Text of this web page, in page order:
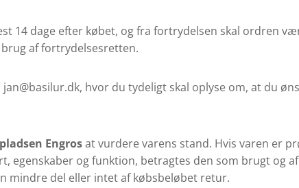
14 dage efter købet, og fra fortrydelsen skal ordren
af fortrydelsesretten.
hvor du tydeligt skal oplyse om, at du
Engrosat vurdere varens stand. Hvis varen er
egenskaber og funktion, betragtes den som brugt og
mindre del eller intet af købsbeløbet retur.